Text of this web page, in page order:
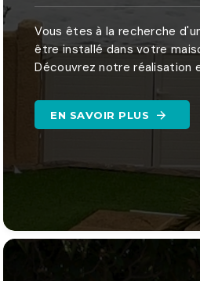
Vous êtes à la recherche
être installé dans votre
Découvrez notre réalisation
EN SAVOIR PLUS